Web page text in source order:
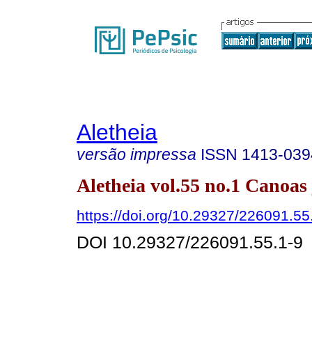
Aletheia
versão impressa ISSN 1413-
Aletheia vol.55 no.1
https://doi.org/10.29327/
DOI 10.29327/226091.55.1-9